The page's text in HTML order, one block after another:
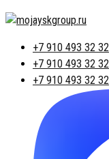
+7 910 493 32 32
+7 910 493 32 32
+7 910 493 32 32